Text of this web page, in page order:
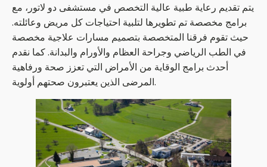
يتم تقديم رعاية طبية عالية التخصص في مستشفى دو لاتور، مع
برامج مخصصة تم تطويرها لتلبية احتياجات كل مريض وعائلته.
حيث تقوم فرقنا المتخصصة بتصميم مسارات علاجية مخصصة
في الطب الرياضي وجراحة العظام والأورام والبدانة. كما نقدم
أحدث برامج الوقاية من الأمراض التي تعزز صحة ورفاهية
المرضى الذين يعتبرون صحتهم أولوية.